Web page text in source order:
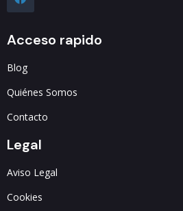
Acceso rapido
Blog
Quiénes Somos
Contacto
Legal
Aviso Legal
Cookies